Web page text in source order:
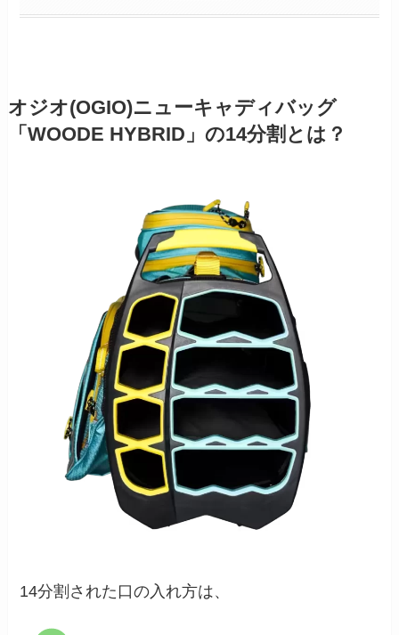
オジオ(OGIO)ニューキャディバッグ
「WOODE HYBRID」の14分割とは？
14分割された口の入れ方は、